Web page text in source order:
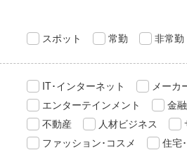
スポット 常勤 非常勤
IT･インターネット メーカ
エンターテインメント
金融
不動産
人材ビジネス
ファッション･コスメ
住宅